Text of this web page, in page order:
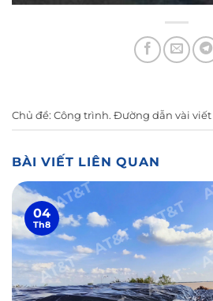
Chủ đề: Công trình. Đường dẫn vài viết
BÀI VIẾT LIÊN QUAN
04
Th8